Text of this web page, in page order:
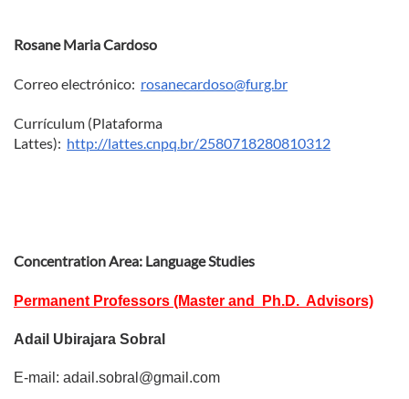
Rosane Maria Cardoso
Correo electrónico: rosanecardoso@furg.br
Currículum (Plataforma
Lattes): http://lattes.cnpq.br/2580718280810312
Concentration Area: Language Studies
Permanent Professors (Master and Ph.D. Advisors)
Adail Ubirajara Sobral
E-mail: adail.sobral@gmail.com